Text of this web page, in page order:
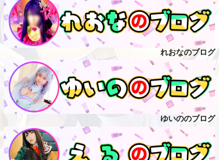
れおなのブログ
ゆいののブログ